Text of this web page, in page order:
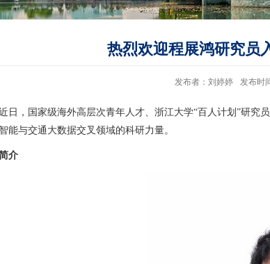
热烈欢迎程展鸿研究员
发布者：刘婷婷 发布时
日，国家级海外高层次青年人才、浙江大学“百人计划 ”研究
能与交通大数据交叉领域的科研力量。
介